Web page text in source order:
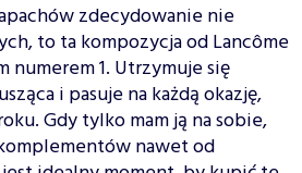
zdecydowanie nie
to ta kompozycja od Lancôme
numerem 1. Utrzymuje się
i pasuje na każdą okazję,
Gdy tylko mam ją na sobie,
nawet od